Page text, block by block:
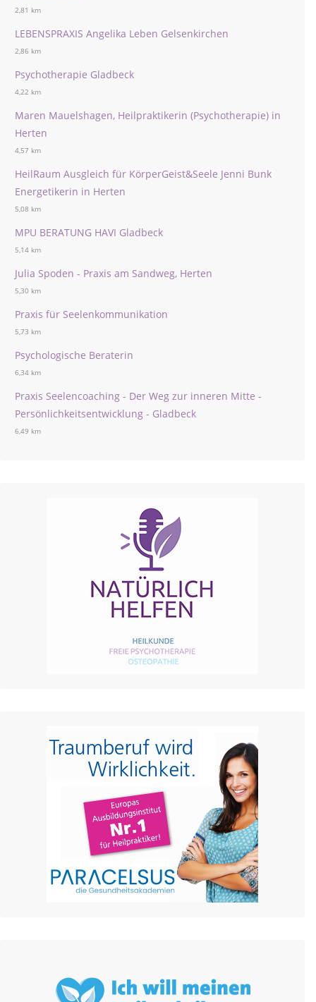
2,81 km
LEBENSPRAXIS Angelika Leben Gelsenkirchen
2,86 km
Psychotherapie Gladbeck
4,22 km
Maren Mauelshagen, Heilpraktikerin (Psychotherapie) in
Herten
4,57 km
HeilRaum Ausgleich für KörperGeist&Seele Jenni Bunk
Energetikerin in Herten
5,08 km
MPU BERATUNG HAVI Gladbeck
5,14 km
Julia Spoden - Praxis am Sandweg, Herten
5,30 km
Praxis für Seelenkommunikation
5,73 km
Psychologische Beraterin
6,34 km
Praxis Seelencoaching - Der Weg zur inneren Mitte -
Persönlichkeitsentwicklung - Gladbeck
6,49 km